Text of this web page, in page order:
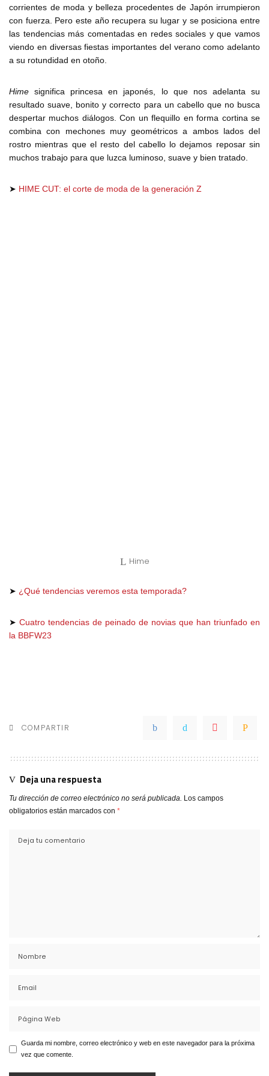
corrientes de moda y belleza procedentes de Japón irrumpieron
con fuerza. Pero este año recupera su lugar y se posiciona entre
las tendencias más comentadas en redes sociales y que vamos
viendo en diversas fiestas importantes del verano como adelanto
a su rotundidad en otoño.
Hime significa princesa en japonés, lo que nos adelanta su
resultado suave, bonito y correcto para un cabello que no busca
despertar muchos diálogos. Con un flequillo en forma cortina se
combina con mechones muy geométricos a ambos lados del
rostro mientras que el resto del cabello lo dejamos reposar sin
muchos trabajo para que luzca luminoso, suave y bien tratado.
➤ HIME CUT: el corte de moda de la generación Z
Hime
➤ ¿Qué tendencias veremos esta temporada?
➤ Cuatro tendencias de peinado de novias que han triunfado en
la BBFW23
COMPARTIR
Deja una respuesta
Tu dirección de correo electrónico no será publicada. Los campos
obligatorios están marcados con *
Guarda mi nombre, correo electrónico y web en este navegador para la próxima
vez que comente.